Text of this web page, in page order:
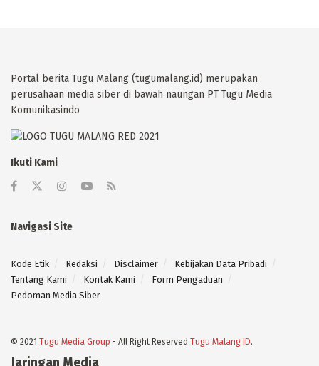
Portal berita Tugu Malang (tugumalang.id) merupakan
perusahaan media siber di bawah naungan PT Tugu Media
Komunikasindo
Ikuti Kami
Navigasi Site
Kode Etik Redaksi Disclaimer
Kebijakan Data Pribadi
Tentang Kami
Kontak Kami
Form Pengaduan
Pedoman Media Siber
© 2021 Tugu Media Group - All Right Reserved Tugu Malang ID.
Jaringan Media